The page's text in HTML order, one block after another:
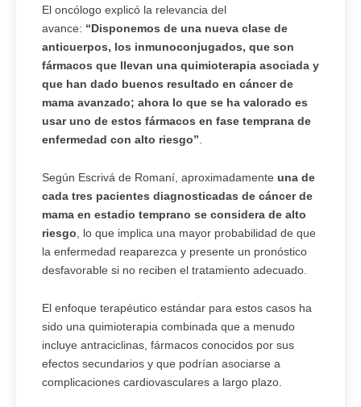
El oncólogo explicó la relevancia del
avance: “Disponemos de una nueva clase de
anticuerpos, los inmunoconjugados, que son
fármacos que llevan una quimioterapia asociada y
que han dado buenos resultado en cáncer de
mama avanzado; ahora lo que se ha valorado es
usar uno de estos fármacos en fase temprana de
enfermedad con alto riesgo”
Según Escrivá de Romaní, aproximadamente una de
cada tres pacientes diagnosticadas de cáncer de
mama en estadio temprano se considera de alto
riesgo , lo que implica una mayor probabilidad de que
la enfermedad reaparezca y presente un pronóstico
desfavorable si no reciben el tratamiento adecuado.
El enfoque terapéutico estándar para estos casos ha
sido una quimioterapia combinada que a menudo
incluye antraciclinas, fármacos conocidos por sus
efectos secundarios y que podrían asociarse a
complicaciones cardiovasculares a largo plazo.